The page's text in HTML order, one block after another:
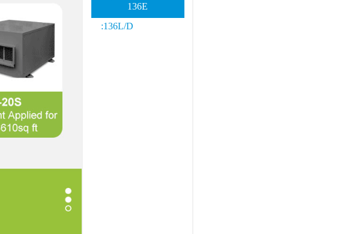
136E
:136L/D